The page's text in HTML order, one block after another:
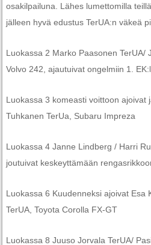
osakilpailuna. Lähes lumettomilla
jälleen hyvä edustus TerUA:n väkeä
Luokassa 2 Marko Paasonen TerUA/
Volvo 242, ajautuivat ongelmiin 1.
Luokassa 3 komeasti voittoon ajoivat
Tuhkanen TerUa, Subaru Impreza
Luokassa 4 Janne Lindberg / Harri
joutuivat keskeyttämään
Luokassa 6 Kuudenneksi ajoivat Esa
TerUA, Toyota Corolla FX-GT
Luokassa 8 Juuso Jorvala TerUA/